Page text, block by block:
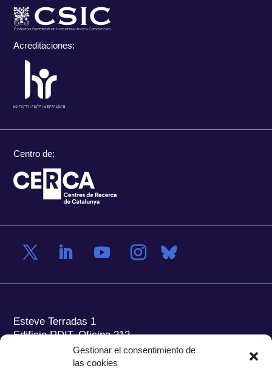
Gestionar el consentimiento de
las cookies
Acreditaciones:
Centro de:
Esteve Terradas 1
Edificio RDIT, Oficina 212
Parc Mediterrani de la Tecnologia (PMT) Campus